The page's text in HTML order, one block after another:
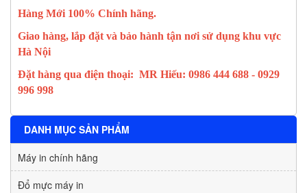
DANH MỤC SẢN PHẨM
Máy in chính hãng
Đổ mực máy in
Hàng Mới 100% Chính hãng.
Giao hàng, lắp đặt và bảo hành tận nơi sử dụng khu vực
Hà Nội
Đặt hàng qua điện thoại: MR Hiếu: 0986 444 688 - 0929
996 998